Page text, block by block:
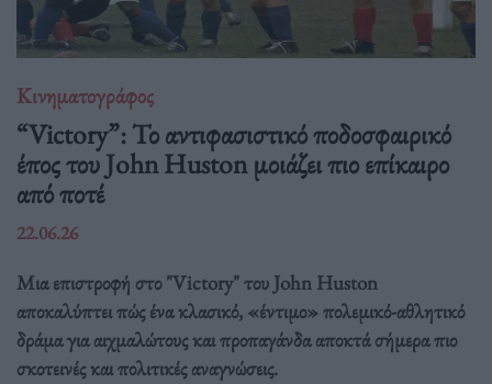
Κινηματογράφος
“Victory”: Το αντιφασιστικό ποδοσφαιρικό
έπος του John Huston μοιάζει πιο επίκαιρο
από ποτέ
22.06.26
Μια επιστροφή στο "Victory" του John Huston
αποκαλύπτει πώς ένα κλασικό, «έντιμο» πολεμικό-αθλητικό
δράμα για αιχμαλώτους και προπαγάνδα αποκτά σήμερα πιο
σκοτεινές και πολιτικές αναγνώσεις.